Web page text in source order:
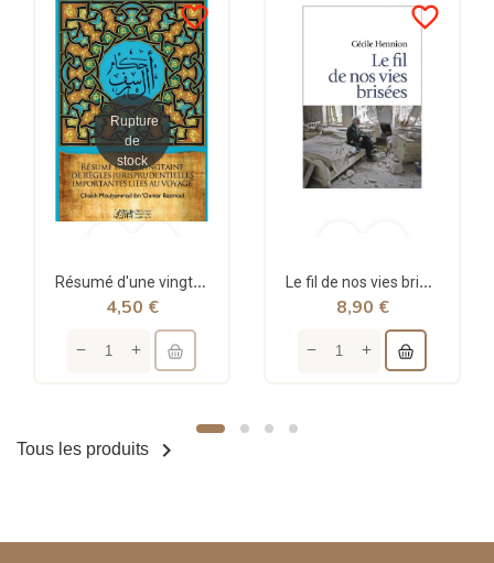
favorite_border
Rupture
de
stock
Résumé d'une vingtaine de règles jurisprudentielles liées au voyage - Bazmoul - Héritage...
4,50 €
favorite_border
Le fil de nos vies brisées - poche - Cécile Hennion - Points
8,90 €
Tous les produits 